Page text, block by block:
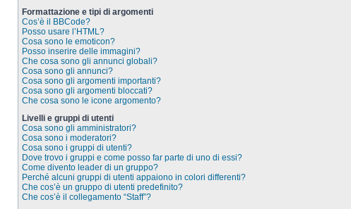
Formattazione e tipi di argomenti
Cos’è il BBCode?
Posso usare l’HTML?
Cosa sono le emoticon?
Posso inserire delle immagini?
Che cosa sono gli annunci globali?
Cosa sono gli annunci?
Cosa sono gli argomenti importanti?
Cosa sono gli argomenti bloccati?
Che cosa sono le icone argomento?
Livelli e gruppi di utenti
Cosa sono gli amministratori?
Cosa sono i moderatori?
Cosa sono i gruppi di utenti?
Dove trovo i gruppi e come posso far parte di uno di essi?
Come divento leader di un gruppo?
Perché alcuni gruppi di utenti appaiono in colori differenti?
Che cos’è un gruppo di utenti predefinito?
Che cos’è il collegamento “Staff”?